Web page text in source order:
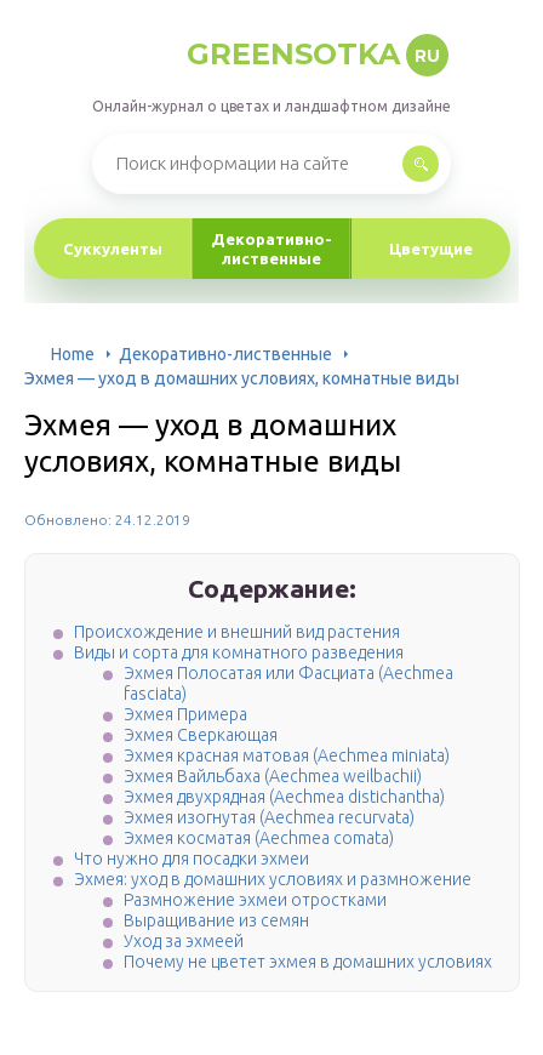
GREENSOTKA RU
Онлайн-журнал о цветах и ландшафтном дизайне
Суккуленты
Декоративно-
лиственные
Цветущие
Home
Декоративно-лиственные
Эхмея — уход в домашних условиях, комнатные виды
Эхмея — уход в домашних
условиях, комнатные виды
Обновлено: 24.12.2019
Содержание:
Происхождение и внешний вид растения
Виды и сорта для комнатного разведения
Эхмея Полосатая или Фасциата (Aechmea
fasciata)
Эхмея Примера
Эхмея Сверкающая
Эхмея красная матовая (Aechmea miniata)
Эхмея Вайльбаха (Aechmea weilbachii)
Эхмея двухрядная (Aechmea distichantha)
Эхмея изогнутая (Aechmea recurvata)
Эхмея косматая (Aechmea comata)
Что нужно для посадки эхмеи
Эхмея: уход в домашних условиях и размножение
Размножение эхмеи отростками
Выращивание из семян
Уход за эхмеей
Почему не цветет эхмея в домашних условиях